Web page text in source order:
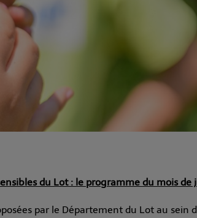
du Lot : le programme du mois de
par le Département du Lot au sein